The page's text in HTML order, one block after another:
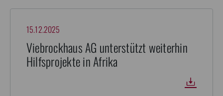
15.12.2025
Viebrockhaus AG unterstützt weiterhin
Hilfsprojekte in Afrika